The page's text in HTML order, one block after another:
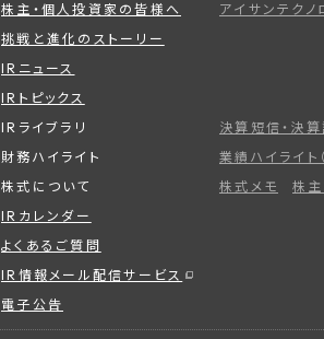
株主・個人投資家の皆様へ
アイサンテクノ
挑戦と進化のストーリー
IRニュース
IRトピックス
IRライブラリ
決算短信・決
財務ハイライト
業績ハイライト
株式について
株式メモ 株
IRカレンダー
よくあるご質問
IR情報メール配信サービス
電子公告